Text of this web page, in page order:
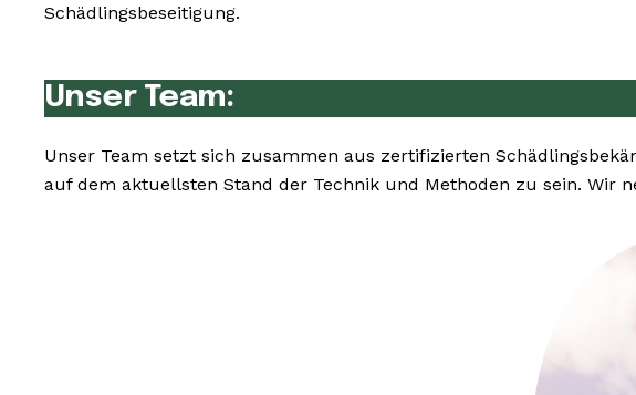
Schädlingsbeseitigung.
Unser Team:
Unser Team setzt sich zusammen aus zertifizierten
auf dem aktuellsten Stand der Technik und Methoden zu sein. Wir